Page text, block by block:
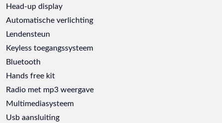
Head-up display
Automatische verlichting
Lendensteun
Keyless toegangssysteem
Bluetooth
Hands free kit
Radio met mp3 weergave
Multimediasysteem
Usb aansluiting